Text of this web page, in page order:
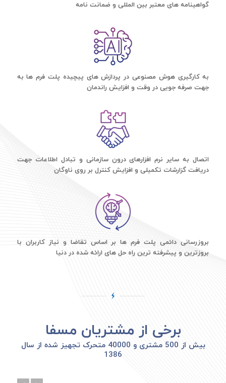
گواهینامه های معتبر بین المللی و ضمانت نامه
به کارگیری هوش مصنوعی در پردازش های پیچیده پلت فرم ها به
جهت صرفه جویی در وقت و افزایش راندمان
اتصال به سایر نرم افزارهای درون سازمانی و تبادل اطلاعات جهت
دریافت گزارشات تکمیلی و افزایش کنترل بر روی ناوگان
بروزرسانی دائمی پلت فرم ها بر اساس تقاضا و نیاز کاربران با
بروزترین و پیشرفته ترین راه حل های ارائه شده در دنیا
برخی از مشتریان مسفا
بیش از 500 مشتری و 40000 متحرک تجهیز شده از سال
1386